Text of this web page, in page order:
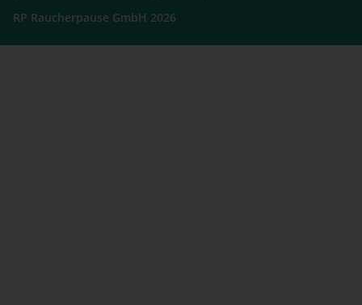
RP Raucherpause GmbH 2026